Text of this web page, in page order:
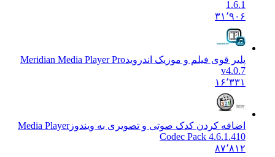
۳۱٬۹۰۶
پلیر قوی فیلم و موزیک اندرویدMeridian Media Player Pro
v4.0.7
۱۶٬۳۳۱
اضافه کردن کدک صوتی و تصویری به ویندوزMedia Player
Codec Pack 4.6.1.410
۸۷٬۸۱۲